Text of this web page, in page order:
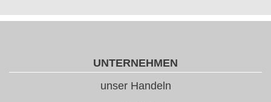
UNTERNEHMEN
unser Handeln